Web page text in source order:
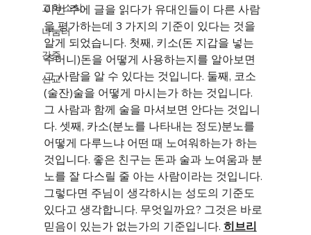
교회 소식
나눔터
간증
선교
이번 주에 글을 읽다가 유대인들이 다른 사람
을 평가하는데 3 가지의 기준이 있다는 것을
알게 되었습니다. 첫째, 키소(돈 지갑을 넣는
주머니)돈을 어떻게 사용하는지를 알아보면
그 사람을 알 수 있다는 것입니다. 둘째, 코소
(술잔)술을 어떻게 마시는가 하는 것입니다.
그 사람과 함께 술을 마셔보면 안다는 것입니
다. 셋째, 카소(분노를 나타내는 정도)분노를
어떻게 다루느냐 어떤 때 노여워하는가 하는
것입니다. 좋은 친구는 돈과 술과 노여움과 분
노를 잘 다스릴 줄 아는 사람이라는 것입니다.
그렇다면 주님이 생각하시는 성도의 기준도
있다고 생각합니다. 무엇일까요? 그것은 바로
믿음이 있는가 없는가의 기준입니다. 히브리